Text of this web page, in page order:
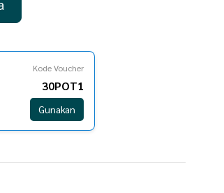
Kode Voucher
30POT1
Gunakan